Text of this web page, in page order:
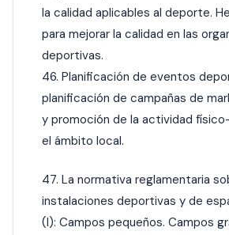
la calidad aplicables al deporte.
para mejorar la calidad en las
deportivas.
46. Planificación de eventos
planificación de campañas de
y promoción de la actividad
el ámbito local.
47. La normativa reglamentaria
instalaciones deportivas y de
(I): Campos pequeños. Campos